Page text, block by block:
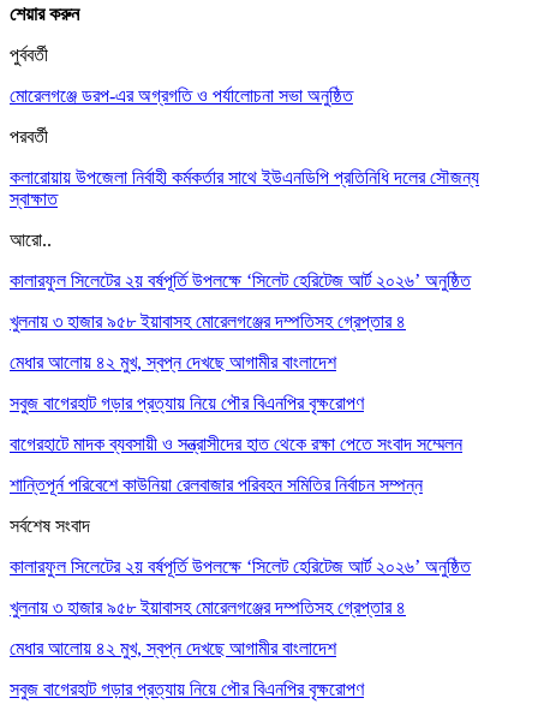
শেয়ার করুন
পুর্ববর্তী
মোরেলগঞ্জে ডরপ-এর অগ্রগতি ও পর্যালোচনা সভা অনুষ্ঠিত
পরবর্তী
কলারোয়ায় উপজেলা নির্বাহী কর্মকর্তার সাথে ইউএনডিপি প্রতিনিধি দলের সৌজন্য
স্বাক্ষাত
আরো..
কালারফুল সিলেটের ২য় বর্ষপূর্তি উপলক্ষে ‘সিলেট হেরিটেজ আর্ট ২০২৬’ অনুষ্ঠিত
খুলনায় ৩ হাজার ৯৫৮ ইয়াবাসহ মোরেলগঞ্জের দম্পতিসহ গ্রেপ্তার ৪
মেধার আলোয় ৪২ মুখ, স্বপ্ন দেখছে আগামীর বাংলাদেশ
সবুজ বাগেরহাট গড়ার প্রত্যায় নিয়ে পৌর বিএনপির বৃক্ষরোপণ
বাগেরহাটে মাদক ব্যবসায়ী ও সন্ত্রাসীদের হাত থেকে রক্ষা পেতে সংবাদ সম্মেলন
শান্তিপূর্ন পরিবেশে কাউনিয়া রেলবাজার পরিবহন সমিতির নির্বাচন সম্পন্ন
সর্বশেষ সংবাদ
কালারফুল সিলেটের ২য় বর্ষপূর্তি উপলক্ষে ‘সিলেট হেরিটেজ আর্ট ২০২৬’ অনুষ্ঠিত
খুলনায় ৩ হাজার ৯৫৮ ইয়াবাসহ মোরেলগঞ্জের দম্পতিসহ গ্রেপ্তার ৪
মেধার আলোয় ৪২ মুখ, স্বপ্ন দেখছে আগামীর বাংলাদেশ
সবুজ বাগেরহাট গড়ার প্রত্যায় নিয়ে পৌর বিএনপির বৃক্ষরোপণ